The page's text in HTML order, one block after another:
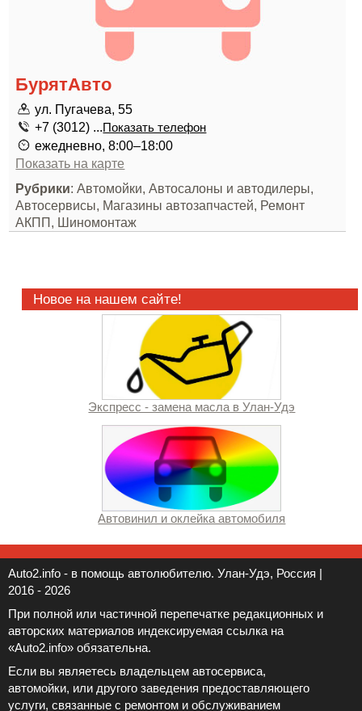
БурятАвто
ул. Пугачева, 55
+7 (3012) ...Показать телефон
ежедневно, 8:00–18:00
Показать на карте
Рубрики: Автомойки, Автосалоны и автодилеры,
Автосервисы, Магазины автозапчастей, Ремонт
АКПП, Шиномонтаж
Новое на нашем сайте!
Экспресс - замена масла в Улан-Удэ
Автовинил и оклейка автомобиля
Auto2.info - в помощь автолюбителю. Улан-Удэ, Россия |
2016 - 2026
При полной или частичной перепечатке редакционных и
авторских материалов индексируемая ссылка на
«Auto2.info» обязательна.
Если вы являетесь владельцем автосервиса,
автомойки, или другого заведения предоставляющего
услуги, связанные с ремонтом и обслуживанием